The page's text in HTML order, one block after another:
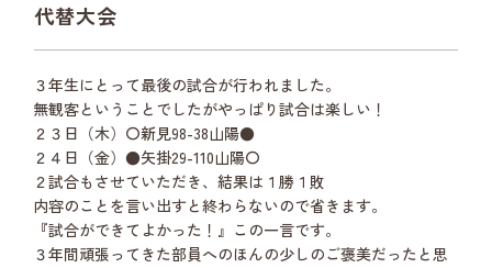
代替大会
３年生にとって最後の試合が行われました。
無観客ということでしたがやっぱり試合は楽しい！
２３日（木）〇新見98-38山陽●
２４日（金）●矢掛29-110山陽〇
２試合もさせていただき、結果は１勝１敗
内容のことを言い出すと終わらないので省きます。
『試合ができてよかった！』この一言です。
３年間頑張ってきた部員へのほんの少しのご褒美だったと思